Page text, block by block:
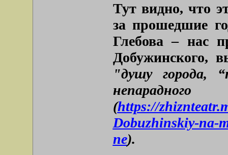
Тут видно, что
за прошедшие
Глебова – нас
Добужинского,
"душу города,
(https://
Dobuzhinskiy-na-
ne).